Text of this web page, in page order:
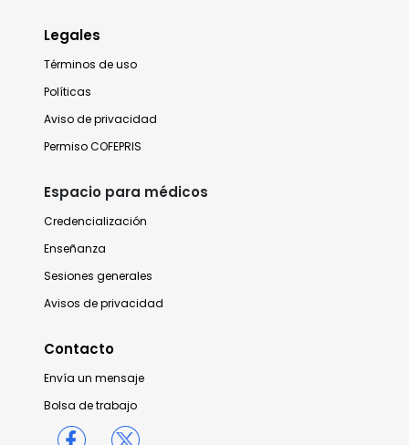
Legales
Términos de uso
Políticas
Aviso de privacidad
Permiso COFEPRIS
Espacio para médicos
Credencialización
Enseñanza
Sesiones generales
Avisos de privacidad
Contacto
Envía un mensaje
Bolsa de trabajo